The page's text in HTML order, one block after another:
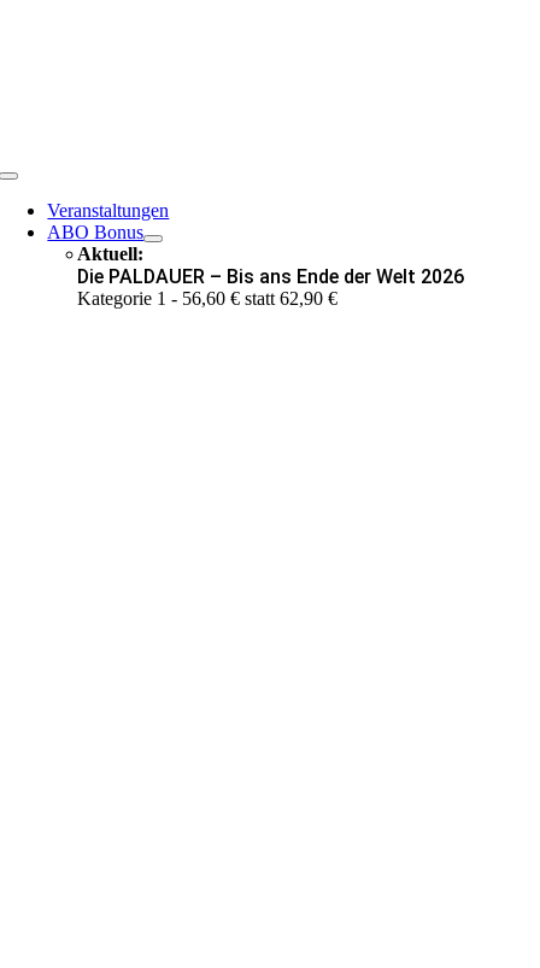
Toggle
NavigationVeranstaltungen
ABO Bonus
Aktuell:
Die PALDAUER – Bis ans Ende der Welt 2026
Kategorie 1 - 56,60 € statt 62,90 €